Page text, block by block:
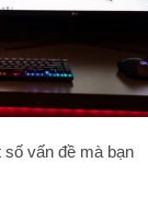
vấn đề mà bạn